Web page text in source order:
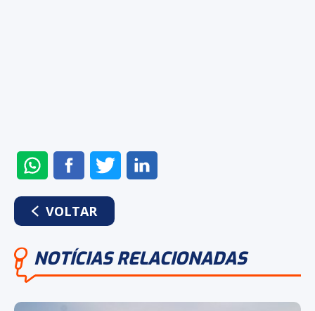
ENVIAR
NO
WHATSAPP
COMPARTILHAR
NO
FACEBOOK
COMPARTILHAR
NO
VOLTAR
NOTÍCIAS RELACIONADAS